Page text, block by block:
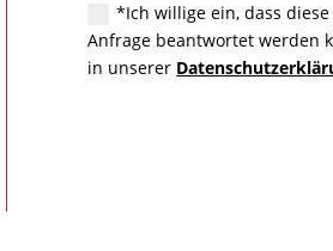
*Ich willige ein, dass
Anfrage beantwortet werden
in unserer